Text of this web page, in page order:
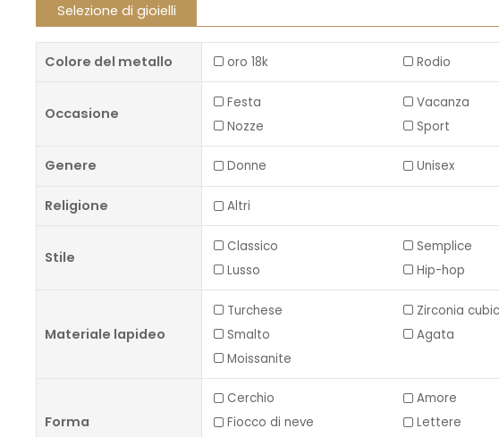
Selezione di gioielli
Colore del metallo oro 18k Rodio
Occasione
Festa Vacanza
Nozze
Sport
Genere Donne Unisex
Religione Altri
Stile
Classico Semplice
Lusso
Hip-hop
Materiale lapideo
Turchese Zirconia
Smalto
Agata
Moissanite
Forma
Cerchio Amore
Fiocco di neve
Lettere